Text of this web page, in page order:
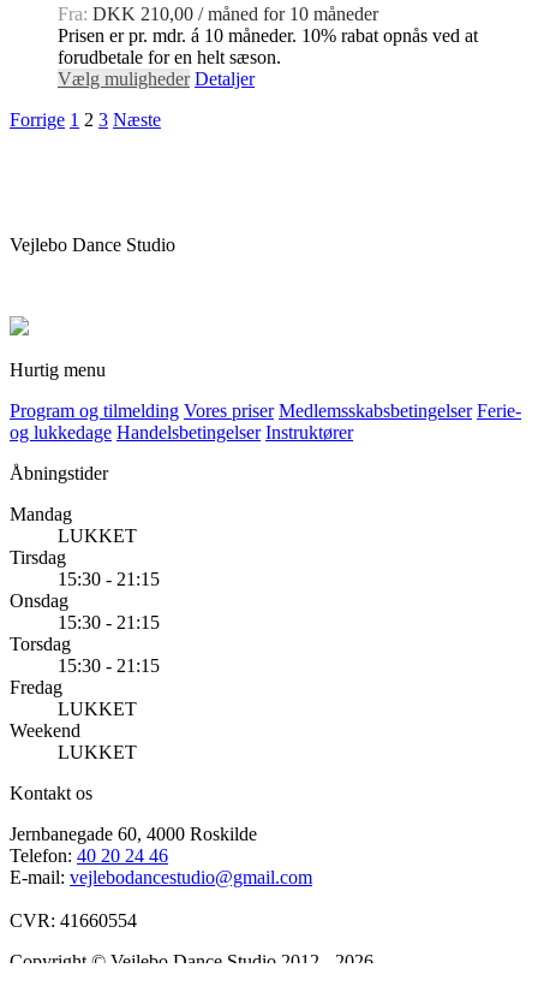
Fra: DKK 210,00 / måned for 10 måneder
Prisen er pr. mdr. á 10 måneder. 10% rabat opnås ved at
forudbetale for en helt sæson.
Vælg muligheder Detaljer
Forrige 1 2 3 Næste
Vejlebo Dance Studio
Hurtig menu
Program og tilmelding Vores priser Medlemsskabsbetingelser Ferie-
og lukkedage Handelsbetingelser Instruktører
Åbningstider
Mandag
LUKKET
Tirsdag
15:30 - 21:15
Onsdag
15:30 - 21:15
Torsdag
15:30 - 21:15
Fredag
LUKKET
Weekend
LUKKET
Kontakt os
Jernbanegade 60, 4000 Roskilde
Telefon: 40 20 24 46
E-mail: vejlebodancestudio@gmail.com
CVR: 41660554
Copyright © Vejlebo Dance Studio 2012 - 2026